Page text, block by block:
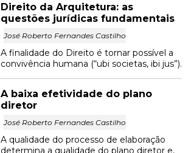
Direito da Arquitetura: as
questões jurídicas fundamentais
José Roberto Fernandes Castilho
A finalidade do Direito é tornar possível a
convivência humana (“ubi societas, ibi jus”).
A baixa efetividade do plano
diretor
José Roberto Fernandes Castilho
A qualidade do processo de elaboração
determina a qualidade do plano diretor e,